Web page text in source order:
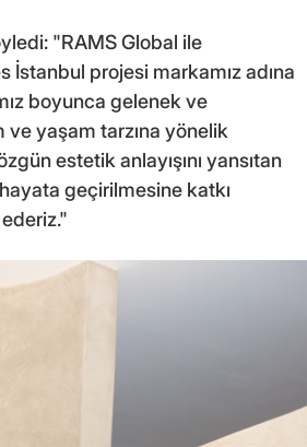
"RAMS Global ile
projesi markamız adına
boyunca gelenek ve
yaşam tarzına yönelik
estetik anlayışını yansıtan
geçirilmesine katkı